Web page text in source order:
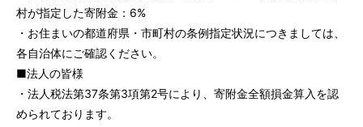
村が指定した寄附金：6%
・お住まいの都道府県・市町村の条例指定状況につきましては、
各自治体にご確認ください。
■法人の皆様
・法人税法第37条第3項第2号により、寄附金全額損金算入を認
められております。